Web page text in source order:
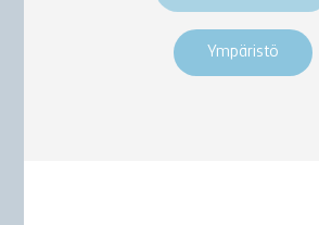
Ympäristö